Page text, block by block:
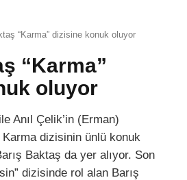
“Karma” dizisine konuk oluyor
“Karma”
oluyor
Anıl Çelik’in (Erman)
Karma dizisinin ünlü konuk
Baktaş da yer alıyor. Son
dizisinde rol alan Barış